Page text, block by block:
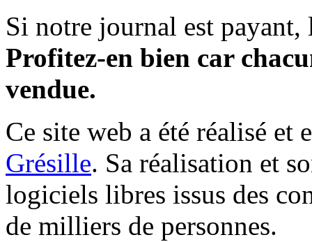
Si notre journal est payant,
Profitez-en bien car
vendue.
Ce site web a été réalisé et
Grésille. Sa réalisation et
logiciels libres issus des
de milliers de personnes.